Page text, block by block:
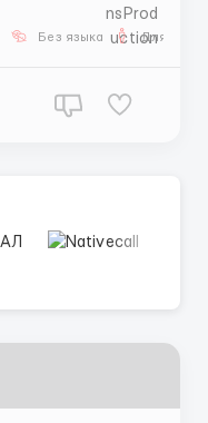
Без языка Для